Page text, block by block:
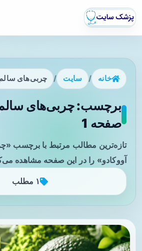
خانه / سایت / چربی‌های سالم
برچسب: چربی‌های سالم
صفحه 1
تازه‌ترین مطالب مرتبط با برچسب
آووکادو» را در این صفحه مشاهده
۱ مطلب